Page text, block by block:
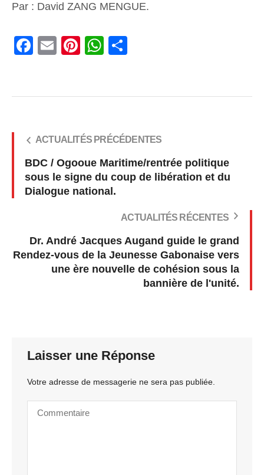
Par : David ZANG MENGUE.
Facebook
Email PinterestWhatsApp
ACTUALITÉS PRÉCÉDENTES
BDC / Ogooue Maritime/rentrée politique
sous le signe du coup de libération et du
Dialogue national.
ACTUALITÉS RÉCENTES
Dr. André Jacques Augand guide le grand
Rendez-vous de la Jeunesse Gabonaise vers
une ère nouvelle de cohésion sous la
bannière de l'unité.
Laisser une Réponse
Votre adresse de messagerie ne sera pas publiée.